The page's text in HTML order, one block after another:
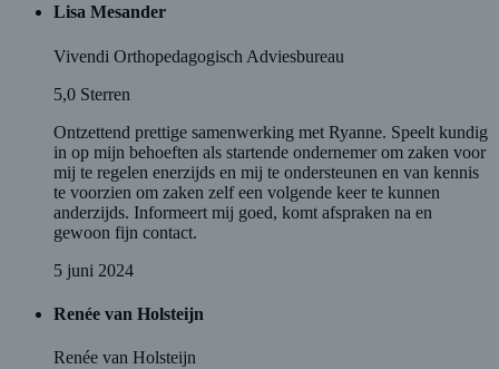
Lisa Mesander
Vivendi Orthopedagogisch Adviesbureau
5,0 Sterren
Ontzettend prettige samenwerking met Ryanne. Speelt kundig
in op mijn behoeften als startende ondernemer om zaken voor
mij te regelen enerzijds en mij te ondersteunen en van kennis
te voorzien om zaken zelf een volgende keer te kunnen
anderzijds. Informeert mij goed, komt afspraken na en
gewoon fijn contact.
5 juni 2024
Renée van Holsteijn
Renée van Holsteijn